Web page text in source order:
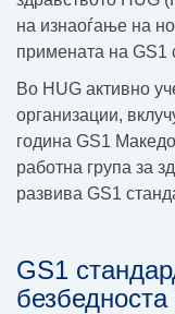
на изнаоѓање на
примената на GS1
Во HUG активно
организации,
година GS1
работна група за
развива GS1
GS1